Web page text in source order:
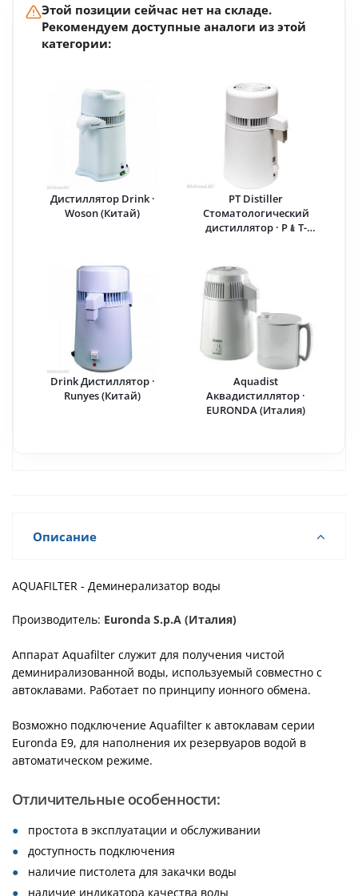
Этой позиции сейчас нет на складе.
Рекомендуем доступные аналоги из этой
категории:
Дистиллятор Drink ·
Woson (Китай)
PT Distiller
Стоматологический
дистиллятор · P﹠T-
Drink Дистиллятор ·
Runyes (Китай)
Aquadist
Аквадистиллятор ·
EURONDA (Италия)
Описание
AQUAFILTER - Деминерализатор воды
Производитель: Euronda S.p.A (Италия)
Аппарат Aquafilter служит для получения чистой
деминирализованной воды, используемый совместно с
автоклавами. Работает по принципу ионного обмена.
Возможно подключение Aquafilter к автоклавам серии
Euronda E9, для наполнения их резервуаров водой в
автоматическом режиме.
Отличительные особенности:
простота в эксплуатации и обслуживании
доступность подключения
наличие пистолета для закачки воды
наличие индикатора качества воды